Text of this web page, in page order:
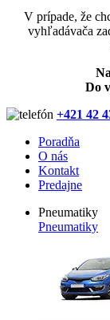
V prípade, že
vyhľadávača
Do
+421 42
Poradňa
O nás
Kontakt
Predajne
Pneumatiky
Pneumatiky